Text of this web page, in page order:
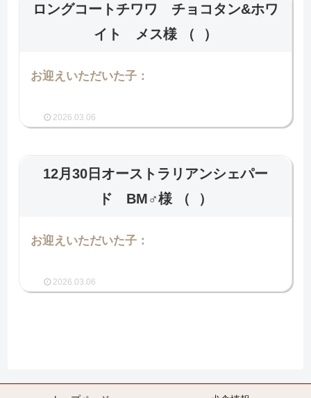
ロングコートチワワ チョコタン&ホワ
イト メス様
（ ）
お迎えいただいた子：
2026.03.06
12月30日オーストラリアンシェパー
ド BM♂様
（ ）
お迎えいただいた子：
2026.03.06